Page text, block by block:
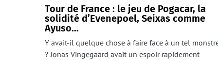
Tour de France : le jeu de Pogacar, la
solidité d’Evenepoel, Seixas comme
Ayuso…
Y avait-il quelque chose à faire face à un tel
? Jonas Vingegaard avait un espoir rapidement